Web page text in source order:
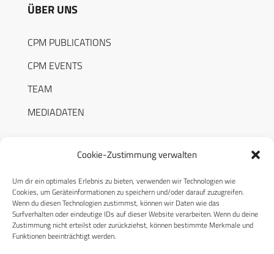
Cookie-Zustimmung verwalten
Um dir ein optimales Erlebnis zu bieten, verwenden wir Technologien wie
Cookies, um Geräteinformationen zu speichern und/oder darauf zuzugreifen.
Wenn du diesen Technologien zustimmst, können wir Daten wie das
Surfverhalten oder eindeutige IDs auf dieser Website verarbeiten. Wenn du deine
Zustimmung nicht erteilst oder zurückziehst, können bestimmte Merkmale und
Funktionen beeinträchtigt werden.
ÜBER UNS
CPM PUBLICATIONS
CPM EVENTS
TEAM
MEDIADATEN
RECHTLICHES
Datenschutzerklärung
Cookie-Richtlinie (EU)